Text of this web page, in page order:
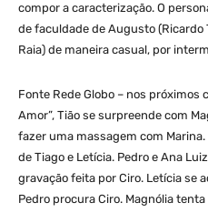
compor a caracterização. O
de faculdade de Augusto (Ricardo
Raia) de maneira casual, por
Fonte Rede Globo – nos próximos
Amor”, Tião se surpreende com
fazer uma massagem com
de Tiago e Letícia. Pedro e Ana
gravação feita por Ciro. Letícia se
Pedro procura Ciro. Magnólia